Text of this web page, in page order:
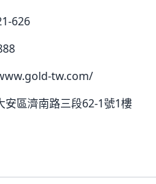
626
tw.com/
安區濟南路三段62-1號1樓